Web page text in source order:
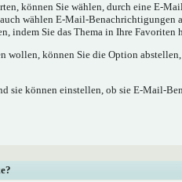
können Sie wählen, durch eine E-
wählen E-Mail-Benachrichtigungen
indem Sie das Thema in Ihre Favoriten
wollen, können Sie die Option
sie können einstellen, ob sie E-Mail-